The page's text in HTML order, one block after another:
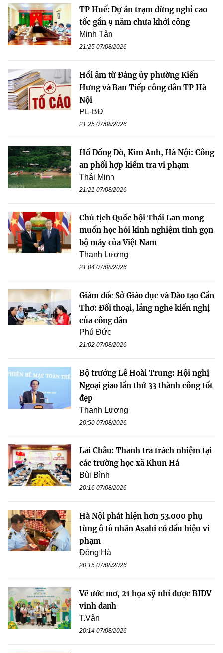
TP Huế: Dự án trạm dừng nghỉ cao
tốc gần 9 năm chưa khởi công
Minh Tân
21:25 07/08/2026
Hồi âm từ Đảng ủy phường Kiến
Hưng và Ban Tiếp công dân TP Hà
Nội
PL-BĐ
21:25 07/08/2026
Hồ Đồng Đò, Kim Anh, Hà Nội: Công
an phối hợp kiểm tra vi phạm
Thái Minh
21:21 07/08/2026
Chủ tịch Quốc hội Thái Lan mong
muốn học hỏi kinh nghiệm tinh gọn
bộ máy của Việt Nam
Thanh Lương
21:04 07/08/2026
Giám đốc Sở Giáo dục và Đào tạo Cần
Thơ: Đối thoại, lắng nghe kiến nghị
của công dân
Phú Đức
21:02 07/08/2026
Bộ trưởng Lê Hoài Trung: Hội nghị
Ngoại giao lần thứ 33 thành công tốt
đẹp
Thanh Lương
20:50 07/08/2026
Lai Châu: Thanh tra trách nhiệm tại
các trường học xã Khun Há
Bùi Bình
20:16 07/08/2026
Hà Nội phát hiện hơn 53.000 phụ
tùng ô tô nhãn Asahi có dấu hiệu vi
phạm
Đông Hà
20:15 07/08/2026
Vẽ ước mơ, 21 họa sỹ nhí được BIDV
vinh danh
T.Vân
20:14 07/08/2026